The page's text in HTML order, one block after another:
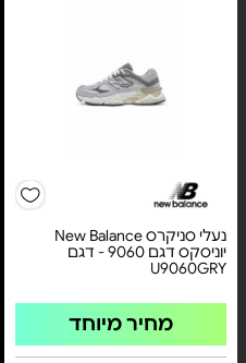
נעלי סניקרס New Balance
יוניסקס דגם 9060 - דגם
U9060GRY
מחיר מיוחד